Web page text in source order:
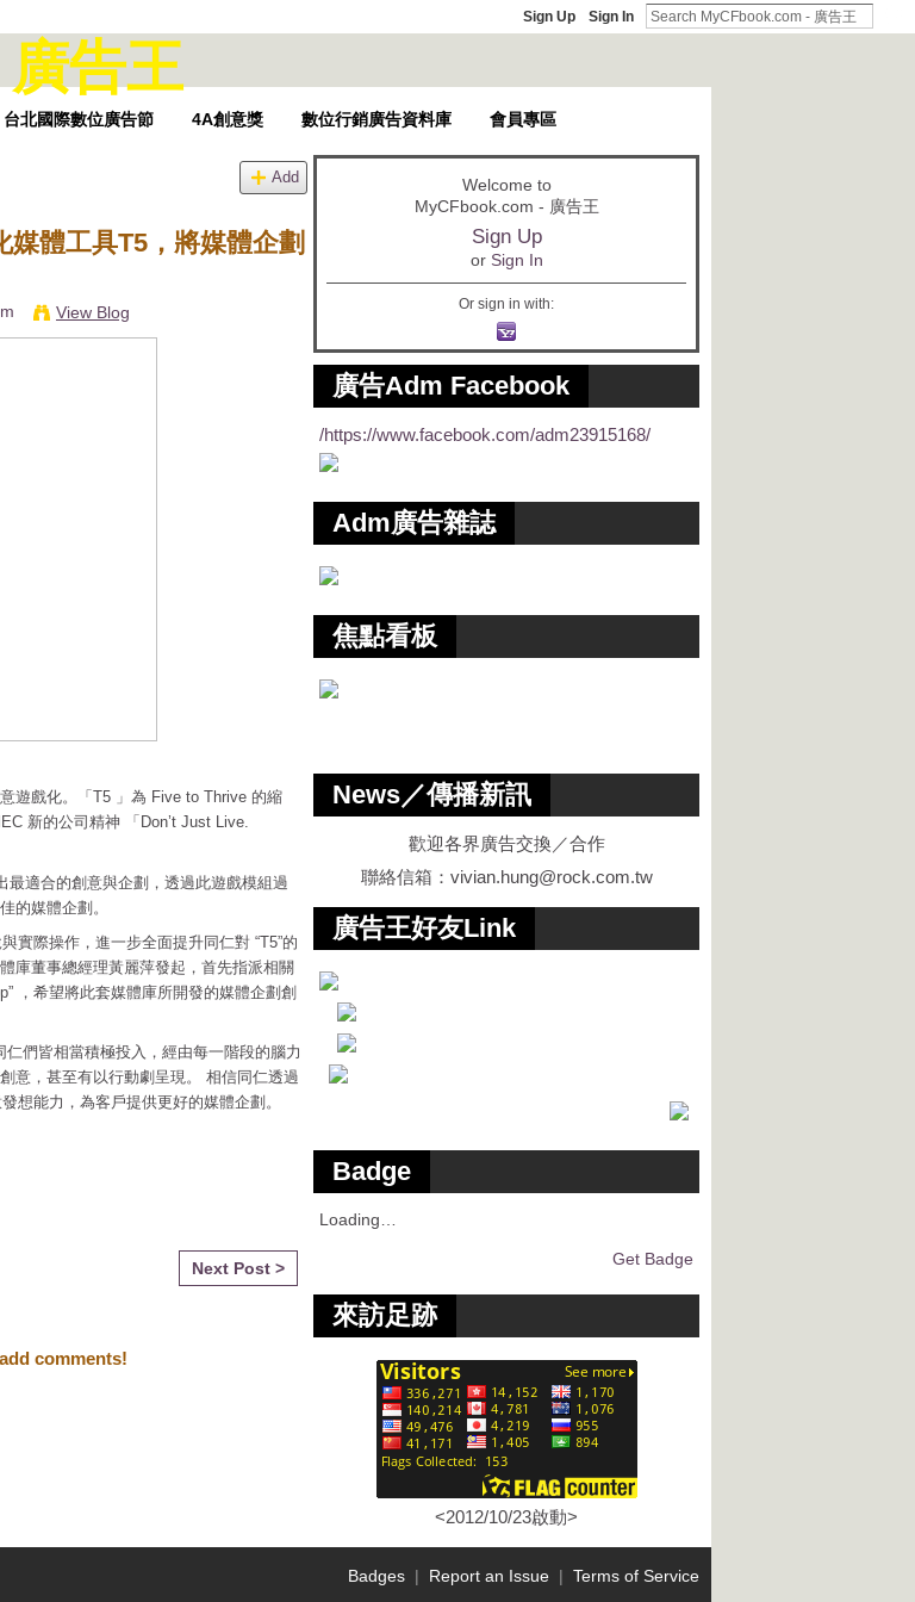
Sign Up Sign In
北國際數位廣告節 4A創意獎 數位行銷廣告資料庫 會員專區
Add
體工具T5，將媒體企劃
View Blog
遊戲化。「T5 」為 Five to Thrive 的縮
新的公司精神 「Don’t Just Live.
最適合的創意與企劃，透過此遊戲模組過
的媒體企劃。
實際操作，進一步全面提升同仁對 “T5”的
庫董事總經理黃麗萍發起，首先指派相關
，希望將此套媒體庫所開發的媒體企劃創
們皆相當積極投入，經由每一階段的腦力
意，甚至有以行動劇呈現。 相信同仁透過
想能力，為客戶提供更好的媒體企劃。
Next Post >
comments!
Welcome to
MyCFbook.com - 廣告王
Sign Up
or Sign In
Or sign in with:
廣告Adm Facebook
/https://www.facebook.com/adm23915168/
Adm廣告雜誌
焦點看板
News／傳播新訊
歡迎各界廣告交換／合作
聯絡信箱： vivian.hung@rock.com.tw
廣告王好友Link
Badge
Loading…
Get Badge
來訪足跡
<2012/10/23啟動>
Badges | Report an Issue | Terms of Service